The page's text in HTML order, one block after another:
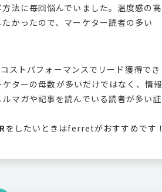
法に毎回悩んでいました。温度感の高
かったので、マーケター読者の多い
ストパフォーマンスでリード獲得でき
ターの母数が多いだけではなく、情報
マガや記事を読んでいる読者が多い証
をしたいときはferretがおすすめです！